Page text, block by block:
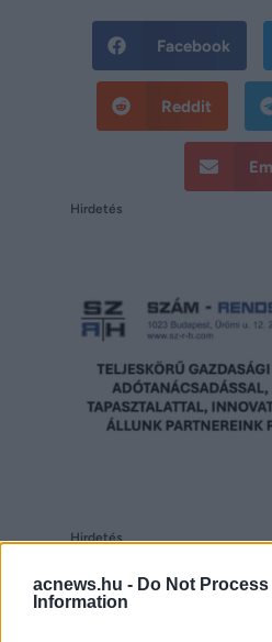
acnews.hu - Do Not Process
Information
Facebook
Reddit
Hirdetés
Hirdetés